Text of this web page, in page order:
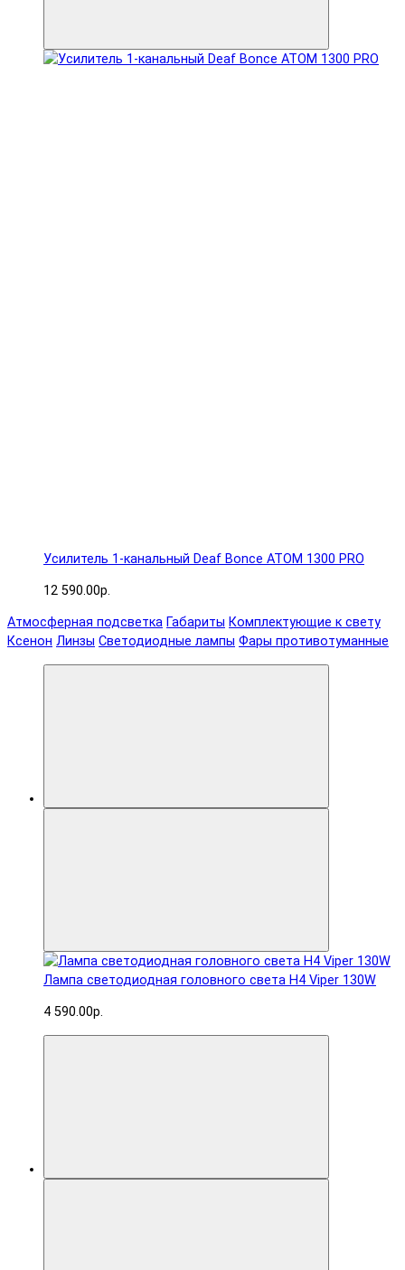
Усилитель 1-канальный Deaf Bonce ATOM 1300 PRO
12 590.00р.
Атмосферная подсветка Габариты Комплектующие к свету
Ксенон Линзы Светодиодные лампы Фары противотуманные
Лампа светодиодная головного света H4 Viper 130W
4 590.00р.